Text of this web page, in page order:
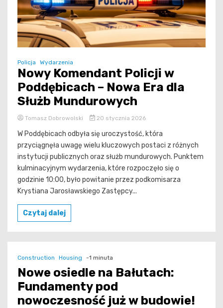
Policja Wydarzenia
Nowy Komendant Policji w
Poddębicach – Nowa Era dla
Służb Mundurowych
Tomasz Dobrowolski 20 stycznia 2026
W Poddębicach odbyła się uroczystość, która
przyciągnęła uwagę wielu kluczowych postaci z różnych
instytucji publicznych oraz służb mundurowych. Punktem
kulminacyjnym wydarzenia, które rozpoczęło się o
godzinie 10:00, było powitanie przez podkomisarza
Krystiana Jarosławskiego Zastępcy...
Czytaj dalej
Construction Housing -1 minuta
Nowe osiedle na Bałutach:
Fundamenty pod
nowoczesność już w budowie!